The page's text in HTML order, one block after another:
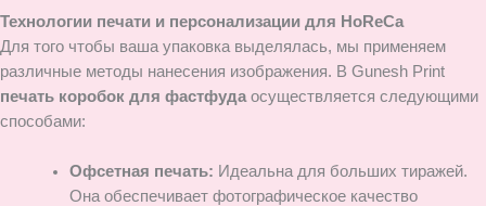
Технологии печати и персонализации для HoReCa
Для того чтобы ваша упаковка выделялась, мы применяем
различные методы нанесения изображения. В Gunesh Print
печать коробок для фастфуда осуществляется следующими
способами:
Офсетная печать: Идеальна для больших тиражей.
Она обеспечивает фотографическое качество